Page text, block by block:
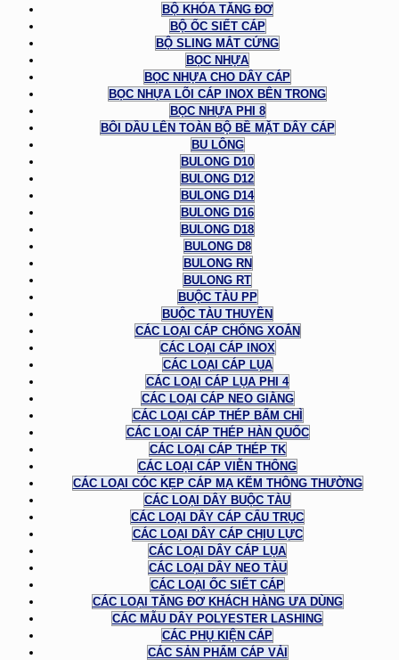
BỘ KHÓA TĂNG ĐƠ
BỘ ỐC SIẾT CÁP
BỘ SLING MẮT CỨNG
BỌC NHỰA
BỌC NHỰA CHO DÂY CÁP
BỌC NHỰA LÕI CÁP INOX BÊN TRONG
BỌC NHỰA PHI 8
BÔI DẦU LÊN TOÀN BỘ BỀ MẶT DÂY CÁP
BU LÔNG
BULONG D10
BULONG D12
BULONG D14
BULONG D16
BULONG D18
BULONG D8
BULONG RN
BULONG RT
BUỘC TÀU PP
BUỘC TÀU THUYỀN
CÁC LOẠI CÁP CHỐNG XOẮN
CÁC LOẠI CÁP INOX
CÁC LOẠI CÁP LỤA
CÁC LOẠI CÁP LỤA PHI 4
CÁC LOẠI CÁP NEO GIẰNG
CÁC LOẠI CÁP THÉP BẤM CHÌ
CÁC LOẠI CÁP THÉP HÀN QUỐC
CÁC LOẠI CÁP THÉP TK
CÁC LOẠI CÁP VIỄN THÔNG
CÁC LOẠI CÓC KẸP CÁP MẠ KẼM THÔNG THƯỜNG
CÁC LOẠI DÂY BUỘC TÀU
CÁC LOẠI DÂY CÁP CẨU TRỤC
CÁC LOẠI DÂY CÁP CHỊU LỰC
CÁC LOẠI DÂY CÁP LỤA
CÁC LOẠI DÂY NEO TÀU
CÁC LOẠI ỐC SIẾT CÁP
CÁC LOẠI TĂNG ĐƠ KHÁCH HÀNG ƯA DÙNG
CÁC MẪU DÂY POLYESTER LASHING
CÁC PHỤ KIỆN CÁP
CÁC SẢN PHẨM CÁP VẢI